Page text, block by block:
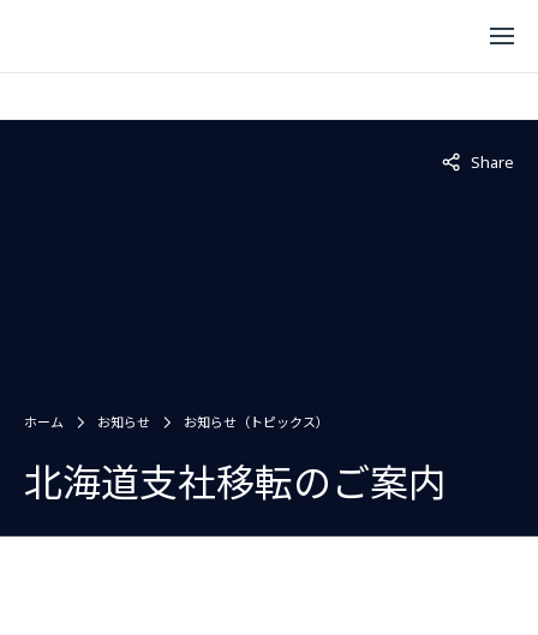
ホーム お知らせ お知らせ（トピックス）
北海道支社移転のご案内
Share
Not